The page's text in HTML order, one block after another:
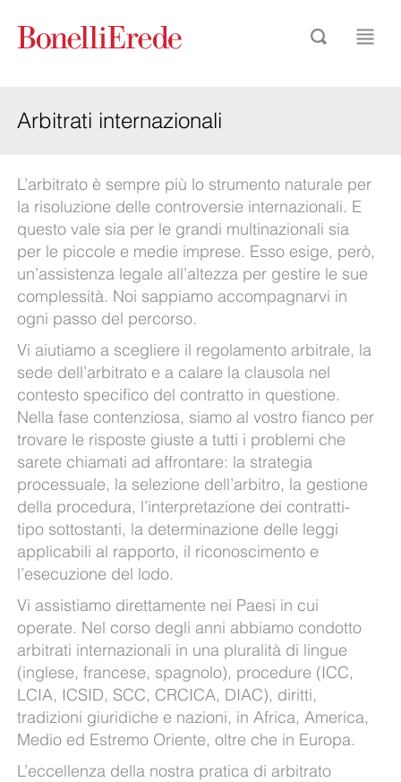
Arbitrati internazionali
L’arbitrato è sempre più lo strumento naturale per
la risoluzione delle controversie internazionali. E
questo vale sia per le grandi multinazionali sia
per le piccole e medie imprese. Esso esige, però,
un’assistenza legale all’altezza per gestire le sue
complessità. Noi sappiamo accompagnarvi in
ogni passo del percorso.
Vi aiutiamo a scegliere il regolamento arbitrale, la
sede dell’arbitrato e a calare la clausola nel
contesto specifico del contratto in questione.
Nella fase contenziosa, siamo al vostro fianco per
trovare le risposte giuste a tutti i problemi che
sarete chiamati ad affrontare: la strategia
processuale, la selezione dell’arbitro, la gestione
della procedura, l’interpretazione dei contratti-
tipo sottostanti, la determinazione delle leggi
applicabili al rapporto, il riconoscimento e
l’esecuzione del lodo.
Vi assistiamo direttamente nei Paesi in cui
operate. Nel corso degli anni abbiamo condotto
arbitrati internazionali in una pluralità di lingue
(inglese, francese, spagnolo), procedure (ICC,
LCIA, ICSID, SCC, CRCICA, DIAC), diritti,
tradizioni giuridiche e nazioni, in Africa, America,
Medio ed Estremo Oriente, oltre che in Europa.
L’eccellenza della nostra pratica di arbitrato